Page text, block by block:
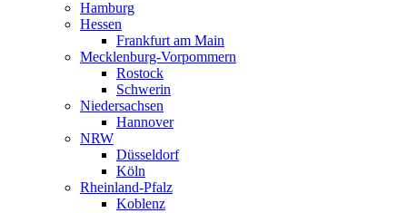
Hamburg
Hessen
Frankfurt am Main
Mecklenburg-Vorpommern
Rostock
Schwerin
Niedersachsen
Hannover
NRW
Düsseldorf
Köln
Rheinland-Pfalz
Koblenz